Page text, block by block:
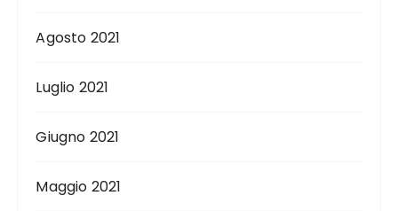
Agosto 2021
Luglio 2021
Giugno 2021
Maggio 2021